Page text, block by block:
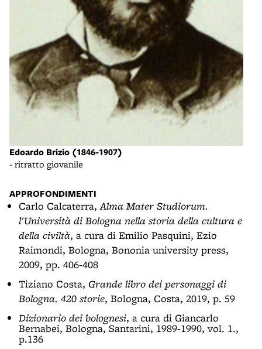
Edoardo Brizio (1846-1907)
- ritratto giovanile
APPROFONDIMENTI
Carlo Calcaterra,Alma Mater Studiorum.
l'Università di Bologna nella storia della cultura e
della civiltà, a cura di Emilio Pasquini, Ezio
Raimondi, Bologna, Bononia university press,
2009, pp. 406-408
Tiziano Costa, Grande libro dei personaggi di
Bologna. 420 storie, Bologna, Costa, 2019, p. 59
Dizionario dei bolognesi, a cura di Giancarlo
Bernabei, Bologna, Santarini, 1989-1990, vol. 1.,
p.136